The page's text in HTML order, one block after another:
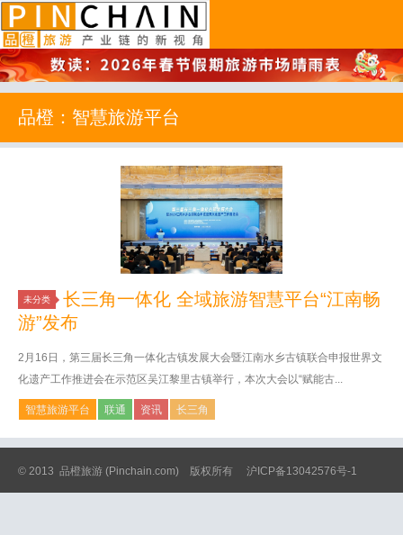
品橙旅游
品橙：智慧旅游平台
未分类
长三角一体化 全域旅游智慧平台“江南畅
游”发布
2月16日，第三届长三角一体化古镇发展大会暨江南水乡古镇联合申报世界文
化遗产工作推进会在示范区吴江黎里古镇举行，本次大会以“赋能古...
智慧旅游平台 联通 资讯 长三角
© 2013 品橙旅游 (Pinchain.com) 版权所有 沪ICP备13042576号-1